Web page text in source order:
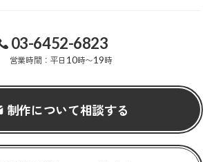
03-6452-6823
営業時間：平日 10時〜19時
制作について相談する